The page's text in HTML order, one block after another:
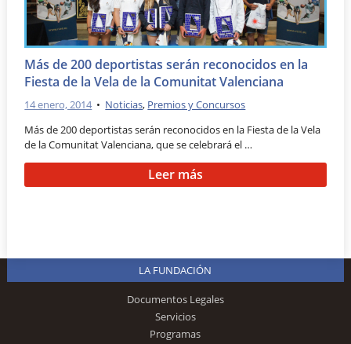
Más de 200 deportistas serán reconocidos en la
Fiesta de la Vela de la Comunitat Valenciana
14 enero, 2014 • Noticias, Premios y Concursos
Más de 200 deportistas serán reconocidos en la Fiesta de la Vela
de la Comunitat Valenciana, que se celebrará el …
Leer más
LA FUNDACIÓN
Documentos Legales
Servicios
Programas